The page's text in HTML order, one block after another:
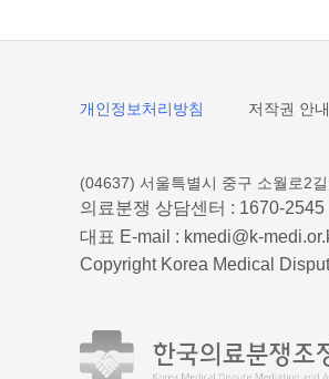
개인정보처리방침 저작권 안내
(04637) 서울특별시 중구 소월로2
의료분쟁 상담센터 : 1670-2545
대표 E-mail : kmedi@k-
Copyright Korea Medical